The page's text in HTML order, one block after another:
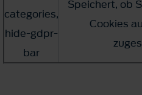
categories,
hide-gdpr-
bar
Speichert, ob
Cookies